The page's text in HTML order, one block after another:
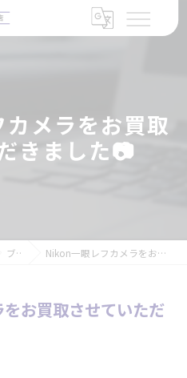
メラをお買取
きました📷
ブログ Nikon一眼レフカメラをお買取させていただきました📷
お買取させていただ